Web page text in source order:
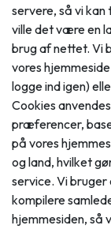
servere, så vi
ville det være en
brug af nettet. Vi
vores
logge ind igen)
Cookies
præferencer,
på vores
og land, hvilket
service. Vi
kompilere
hjemmesiden, så